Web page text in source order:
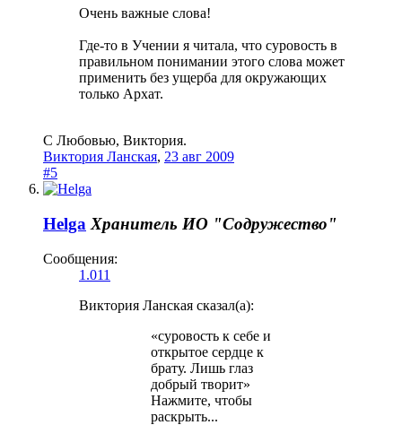
Очень важные слова!
Где-то в Учении я читала, что суровость в
правильном понимании этого слова может
применить без ущерба для окружающих
только Архат.
С Любовью, Виктория.
Виктория Ланская, 23 авг 2009
#5
Helga Хранитель ИО "Содружество"
Сообщения:
1.011
Виктория Ланская сказал(а):
«суровость к себе и
открытое сердце к
брату. Лишь глаз
добрый творит»
Нажмите, чтобы
раскрыть...